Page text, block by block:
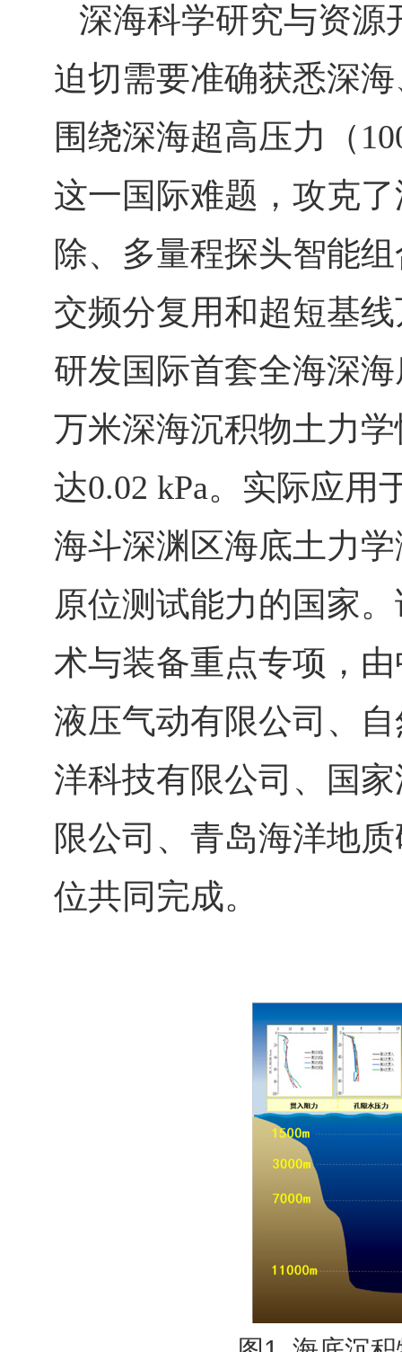
深海科学研究与资源
迫切需要准确获悉深
围绕深海超高压力（
这一国际难题，攻克
除、多量程探头智能
交频分复用和超短基
研发国际首套全海深
万米深海沉积物土力
达0.02 kPa。实际应用
海斗深渊区海底土力
原位测试能力的国家。
术与装备重点专项，
液压气动有限公司、
洋科技有限公司、国
限公司、青岛海洋地
位共同完成。